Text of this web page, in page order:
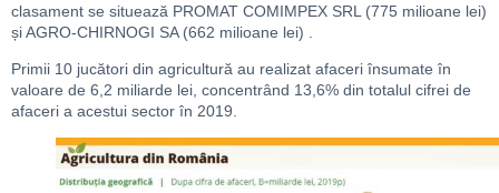
clasament se situează PROMAT COMIMPEX SRL (775 milioane lei)
și AGRO-CHIRNOGI SA (662 milioane lei) .
Primii 10 jucători din agricultură au realizat afaceri însumate în
valoare de 6,2 miliarde lei, concentrând 13,6% din totalul cifrei de
afaceri a acestui sector în 2019.